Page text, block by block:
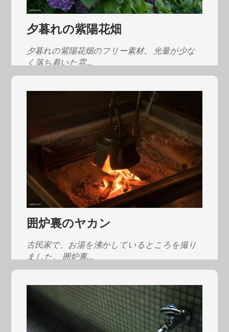
夕暮れの紫陽花畑
夕暮れの紫陽花畑のフリー素材。 光量が少な
く落ち着いた雰…
囲炉裏のヤカン
古民家で、お湯を沸かしているところを撮り
ました。 囲炉裏…